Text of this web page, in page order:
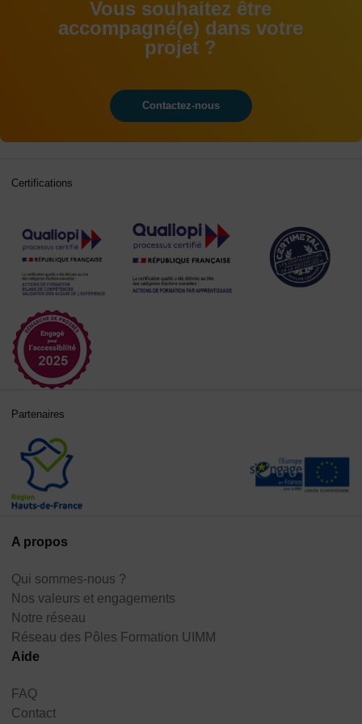
Vous souhaitez être
accompagné(e) dans votre
projet ?
Contactez-nous
A propos
Qui sommes-nous ?
Nos valeurs et engagements
Notre réseau
Réseau des Pôles Formation UIMM
Aide
FAQ
Contact
Certifications
Partenaires